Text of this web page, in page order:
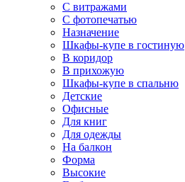
С витражами
С фотопечатью
Назначение
Шкафы-купе в гостиную
В коридор
В прихожую
Шкафы-купе в спальню
Детские
Офисные
Для книг
Для одежды
На балкон
Форма
Высокие